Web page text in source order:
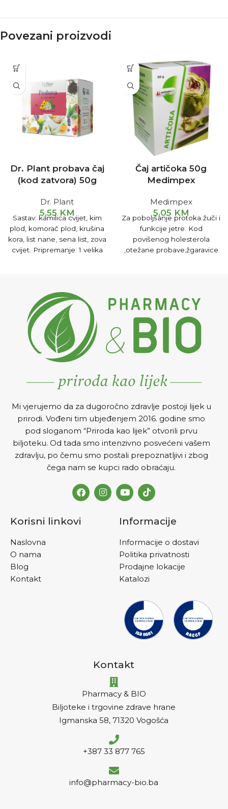
Povezani proizvodi
Dr. Plant probava čaj
(kod zatvora) 50g
Dr. Plant
5,55 KM
Sastav: kamilica cvijet, kim
plod, komorač plod, krušina
kora, list nane, sena list, zova
cvijet. Pripremanje: 1 velika
Čaj artičoka 50g
Medimpex
Medimpex
5,05 KM
Za poboljšanje protoka žuči i
funkcije jetre. Kod
povišenog holesterola
,otežane probave,žgaravice
vode i ostaviti da stoji 15 min.
dan po šoljicu čaja prije
svakog obroka.
Mi vjerujemo da za dugoročno zdravlje postoji lijek u
prirodi. Vođeni tim ubjeđenjem 2016. godine smo
pod sloganom “Priroda kao lijek” otvorili prvu
biljoteku. Od tada smo intenzivno posvećeni vašem
zdravlju, po čemu smo postali prepoznatljivi i zbog
čega nam se kupci rado obraćaju.
Korisni linkovi
Naslovna
O nama
Blog
Kontakt
Informacije
Informacije o dostavi
Politika privatnosti
Prodajne lokacije
Katalozi
Kontakt
Pharmacy & BIO
Biljoteke i trgovine zdrave hrane
Igmanska 58, 71320 Vogošća
+387 33 877 765
info@pharmacy-bio.ba